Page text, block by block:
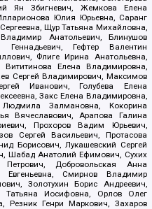
Ян Збигневич, Жемкова Елена
Юлия Юрьевна, Саранг
Щур Татьяна Михайловна,
Анатольевич, Блинушов
Гефтер Валентин
Флиге Ирина Анатольевна,
Елена Владимировна,
Сергей Владимирович, Максимов
Иванович, Голубева Елена
Закс Елена Владимировна,
Залмановна, Кокорина
Вячеславович, Арапова Галина
Прохоров Вадим Юрьевич,
Сергей Васильевич, Протасова
Борисович, Лукашевский Сергей
Шабад Анатолий Ефимович, Сухих
Добровольская Анна
Евгеньевна, Смирнов Владимир
Золотухин Борис Андреевич,
Иосифовна, Орлов Олег
Резник Генри Маркович, Захаров